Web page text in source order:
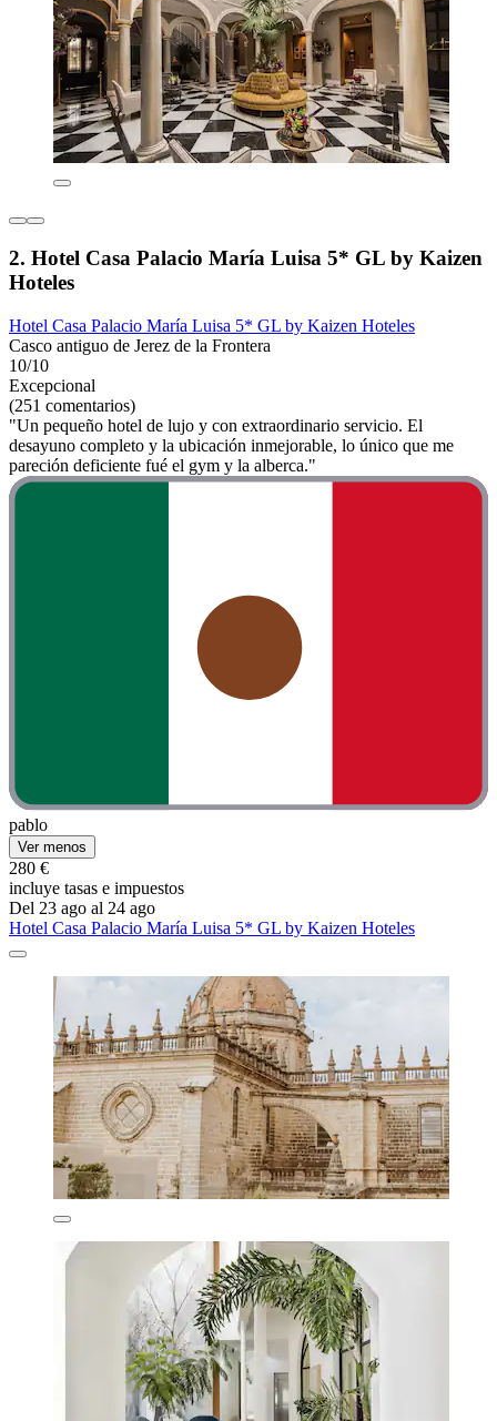
2. Hotel Casa Palacio María Luisa 5* GL by Kaizen
Hoteles
Hotel Casa Palacio María Luisa 5* GL by Kaizen Hoteles
Casco antiguo de Jerez de la Frontera
10/10
Excepcional
(251 comentarios)
"Un pequeño hotel de lujo y con extraordinario servicio. El
desayuno completo y la ubicación inmejorable, lo único que me
pareción deficiente fué el gym y la alberca."
pablo
Ver menos
280 €
incluye tasas e impuestos
Del 23 ago al 24 ago
Hotel Casa Palacio María Luisa 5* GL by Kaizen Hoteles